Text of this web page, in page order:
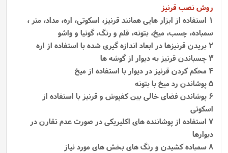
روش نصب قرنیز
1 استفاده از ابزار هایی همانند قرنیز، اسکوتی، اره، مداد، متر ،
سمباده، چسب، میخ، بتونه، قلم و رنگ، گونیا و واشو
2 بریدن قرنیزها در ابعاد اندازه گیری شده با استفاده از اره
3 چسباندن قرنیز به دیوار از گوشه ها
4 محکم کردن قرنیز در دیوار با استفاده از میخ
5 پوشاندن رد میخ با بتونه
6 پوشاندن فضای خالی بین کفپوش و قرنیز با استفاده از
اسکوتی
7 استفاده از پوشاننده‌ های اکلیریکی در صورت عدم تقارن در
دیوارها
8 سمباده کشیدن و رنگ های بخش های مورد نیاز